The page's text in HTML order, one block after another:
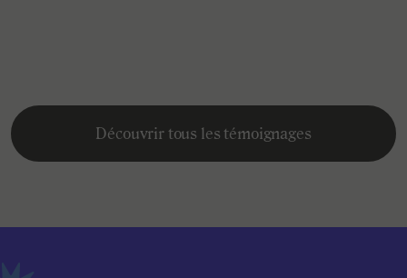
Découvrir tous les témoignages